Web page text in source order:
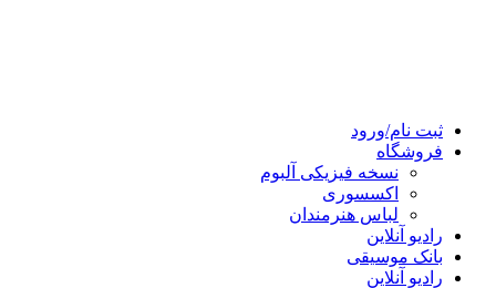
ثبت نام/ورود
فروشگاه
نسخه فیزیکی آلبوم
اکسسوری
لباس هنرمندان
رادیو آنلاین
بانک موسیقی
رادیو آنلاین